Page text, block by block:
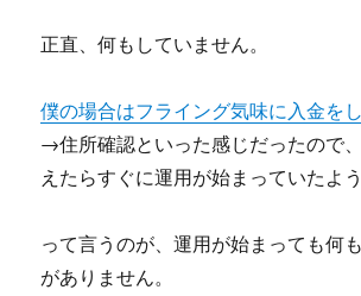
正直、何もしていません。
僕の場合はフライング気味に入金を
→住所確認といった感じだったので
えたらすぐに運用が始まっていたよう
って言うのが、運用が始まっても何
がありません。